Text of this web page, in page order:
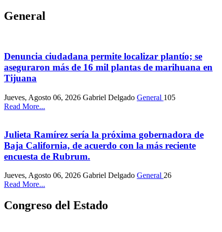
General
Denuncia ciudadana permite localizar plantío; se
aseguraron más de 16 mil plantas de marihuana en
Tijuana
Jueves, Agosto 06, 2026 Gabriel Delgado General 105
Read More...
Julieta Ramírez sería la próxima gobernadora de
Baja California, de acuerdo con la más reciente
encuesta de Rubrum.
Jueves, Agosto 06, 2026 Gabriel Delgado General 26
Read More...
Congreso del Estado